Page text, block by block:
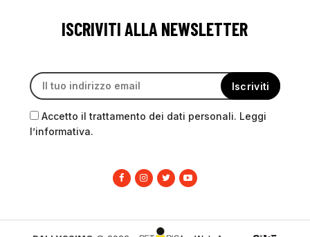
ISCRIVITI ALLA NEWSLETTER
Accetto il trattamento dei dati personali. Leggi
l’informativa.